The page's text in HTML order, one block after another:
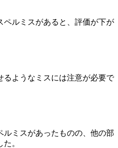
ペルミスがあると、評価が下が
るようなミスには注意が必要で
ミスがあったものの、他の部
。